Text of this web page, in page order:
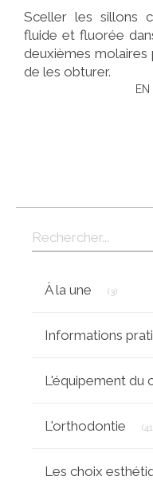
Sceller les sillons
fluide et fluorée
deuxièmes molaires
de les obturer.
Rechercher
À la une (3)
Informations
L'équipement du
L'orthodontie
Les choix